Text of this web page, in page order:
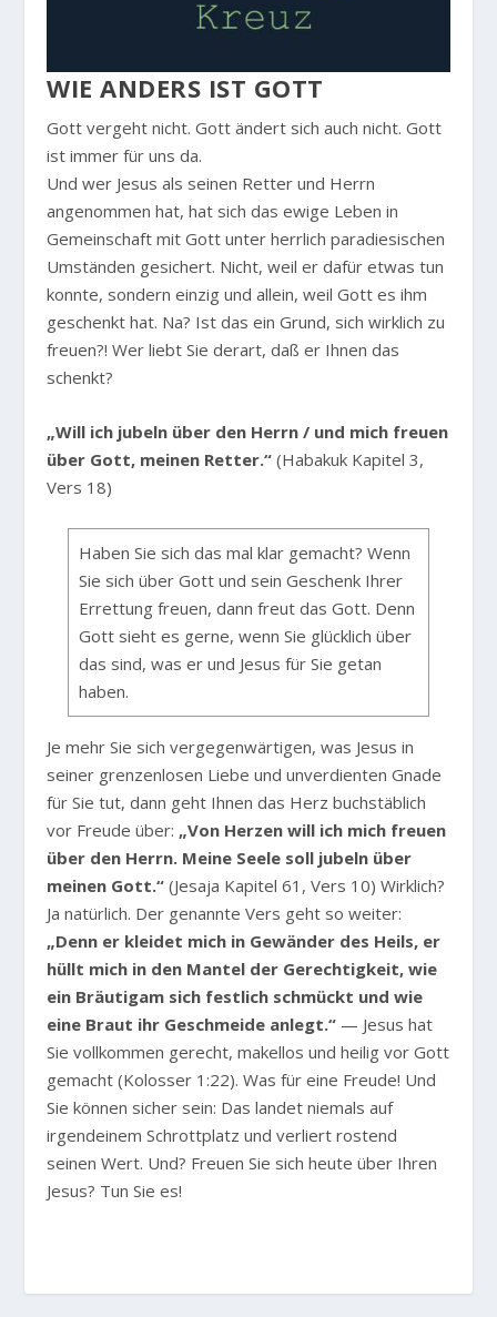
WIE ANDERS IST GOTT
Gott vergeht nicht. Gott ändert sich auch nicht. Gott
ist immer für uns da.
Und wer Jesus als seinen Retter und Herrn
angenommen hat, hat sich das ewige Leben in
Gemeinschaft mit Gott unter herrlich paradiesischen
Umständen gesichert. Nicht, weil er dafür etwas tun
konnte, sondern einzig und allein, weil Gott es ihm
geschenkt hat. Na? Ist das ein Grund, sich wirklich zu
freuen?! Wer liebt Sie derart, daß er Ihnen das
schenkt?
„Will ich jubeln über den Herrn / und mich freuen
über Gott, meinen Retter.“ (Habakuk Kapitel 3,
Vers 18)
Haben Sie sich das mal klar gemacht? Wenn
Sie sich über Gott und sein Geschenk Ihrer
Errettung freuen, dann freut das Gott. Denn
Gott sieht es gerne, wenn Sie glücklich über
das sind, was er und Jesus für Sie getan
haben.
Je mehr Sie sich vergegenwärtigen, was Jesus in
seiner grenzenlosen Liebe und unverdienten Gnade
für Sie tut, dann geht Ihnen das Herz buchstäblich
vor Freude über: „Von Herzen will ich mich freuen
über den Herrn. Meine Seele soll jubeln über
meinen Gott.“ (Jesaja Kapitel 61, Vers 10) Wirklich?
Ja natürlich. Der genannte Vers geht so weiter:
„Denn er kleidet mich in Gewänder des Heils, er
hüllt mich in den Mantel der Gerechtigkeit, wie
ein Bräutigam sich festlich schmückt und wie
eine Braut ihr Geschmeide anlegt.“ — Jesus hat
Sie vollkommen gerecht, makellos und heilig vor Gott
gemacht (Kolosser 1:22). Was für eine Freude! Und
Sie können sicher sein: Das landet niemals auf
irgendeinem Schrottplatz und verliert rostend
seinen Wert. Und? Freuen Sie sich heute über Ihren
Jesus? Tun Sie es!